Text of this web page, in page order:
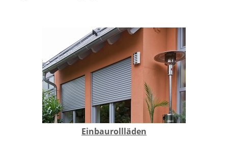
Einbaurollläden